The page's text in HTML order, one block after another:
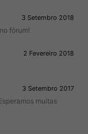
3 Setembro 2018
fórum!
2 Fevereiro 2018
3 Setembro 2017
muitas